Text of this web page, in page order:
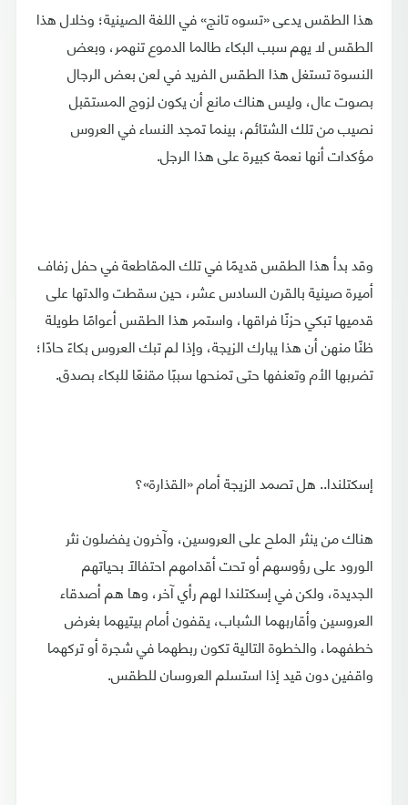
هذا الطقس يدعى «تسوه تانج» في اللغة الصينية؛ وخلال هذا
الطقس لا يهم سبب البكاء طالما الدموع تنهمر، وبعض
النسوة تستغل هذا الطقس الفريد في لعن بعض الرجال
بصوت عال، وليس هناك مانع أن يكون لزوج المستقبل
نصيب من تلك الشتائم، بينما تمجد النساء في العروس
مؤكدات أنها نعمة كبيرة على هذا الرجل.
وقد بدأ هذا الطقس قديمًا في تلك المقاطعة في حفل زفاف
أميرة صينية بالقرن السادس عشر، حين سقطت والدتها على
قدميها تبكي حزنًا فراقها، واستمر هذا الطقس أعوامًا طويلة
ظنًا منهن أن هذا يبارك الزيجة، وإذا لم تبك العروس بكاءً حادًا؛
تضربها الأم وتعنفها حتى تمنحها سببًا مقنعًا للبكاء بصدق.
إسكتلندا.. هل تصمد الزيجة أمام «القذارة»؟
هناك من ينثر الملح على العروسين، وآخرون يفضلون نثر
الورود على رؤوسهم أو تحت أقدامهم احتفالًا بحياتهم
الجديدة، ولكن في إسكتلندا لهم رأي آخر، وها هم أصدقاء
العروسين وأقاربهما الشباب، يقفون أمام بيتيهما بغرض
خطفهما، والخطوة التالية تكون ربطهما في شجرة أو تركهما
واقفين دون قيد إذا استسلم العروسان للطقس.